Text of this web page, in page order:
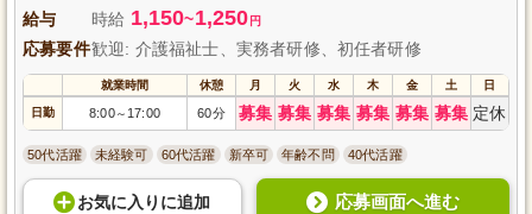
給与 時給 1,150~1,250 円
応募要件歓迎: 介護福祉士、実務者研修、初任者研修
就業時間 休憩 月 火 水 木 金 土 日
日勤 8:00～ 17:00 60分 募集 募集 募集 募集 募集 募集 定休
50代活躍 未経験可 60代活躍 新卒可 年齢不問 40代活躍
お気に入り に追加 応募画面へ進む